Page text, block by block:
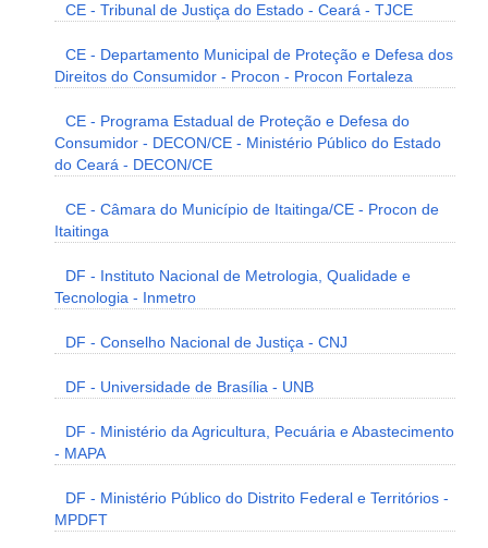
CE - Tribunal de Justiça do Estado - Ceará - TJCE
CE - Departamento Municipal de Proteção e Defesa dos
Direitos do Consumidor - Procon - Procon Fortaleza
CE - Programa Estadual de Proteção e Defesa do
Consumidor - DECON/CE - Ministério Público do Estado
do Ceará - DECON/CE
CE - Câmara do Município de Itaitinga/CE - Procon de
Itaitinga
DF - Instituto Nacional de Metrologia, Qualidade e
Tecnologia - Inmetro
DF - Conselho Nacional de Justiça - CNJ
DF - Universidade de Brasília - UNB
DF - Ministério da Agricultura, Pecuária e Abastecimento
- MAPA
DF - Ministério Público do Distrito Federal e Territórios -
MPDFT